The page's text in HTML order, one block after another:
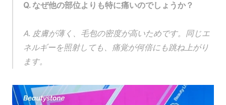
Q. なぜ他の部位よりも特に痛いのでしょうか？
A. 皮膚が薄く、毛包の密度が高いためです。同じエ
ネルギーを照射しても、痛覚が何倍にも跳ね上がり
ます。